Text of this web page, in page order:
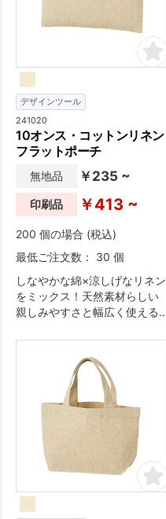
果の高いノベルティになりま
デザインツール
241020
10オンス・コットンリネン
フラットポーチ
無地品 ￥235 ~
印刷品 ￥413 ~
200 個の場合 (税込)
最低ご注文数： 30 個
しなやかな綿×涼しげなリネン
をミックス！天然素材らしい
親しみやすさと幅広く使える
用頻度の高いポーチはオール
シーズン、ノベルティとして
使いやすいアイテムです。携
帯することが多い分、プロモ
ーション効果も高く、社会人
や学生を中心に喜ばれるの
で、美容イベントやセミナー
でのノベルティにおすすめ。